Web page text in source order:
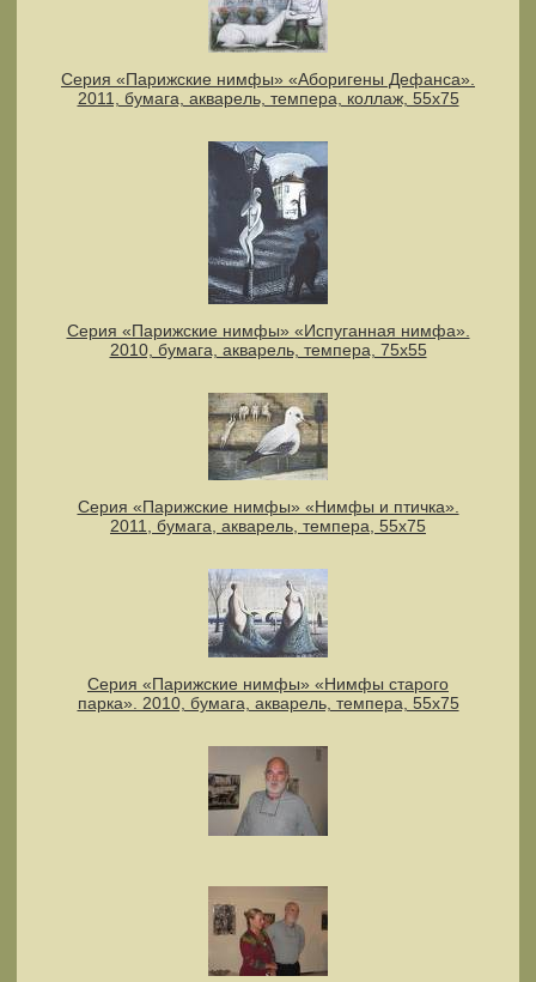
Серия «Парижские нимфы» «Аборигены Дефанса».
2011, бумага, акварель, темпера, коллаж, 55x75
Серия «Парижские нимфы» «Испуганная нимфа».
2010, бумага, акварель, темпера, 75х55
Серия «Парижские нимфы» «Нимфы и птичка».
2011, бумага, акварель, темпера, 55x75
Серия «Парижские нимфы» «Нимфы старого
парка». 2010, бумага, акварель, темпера, 55x75